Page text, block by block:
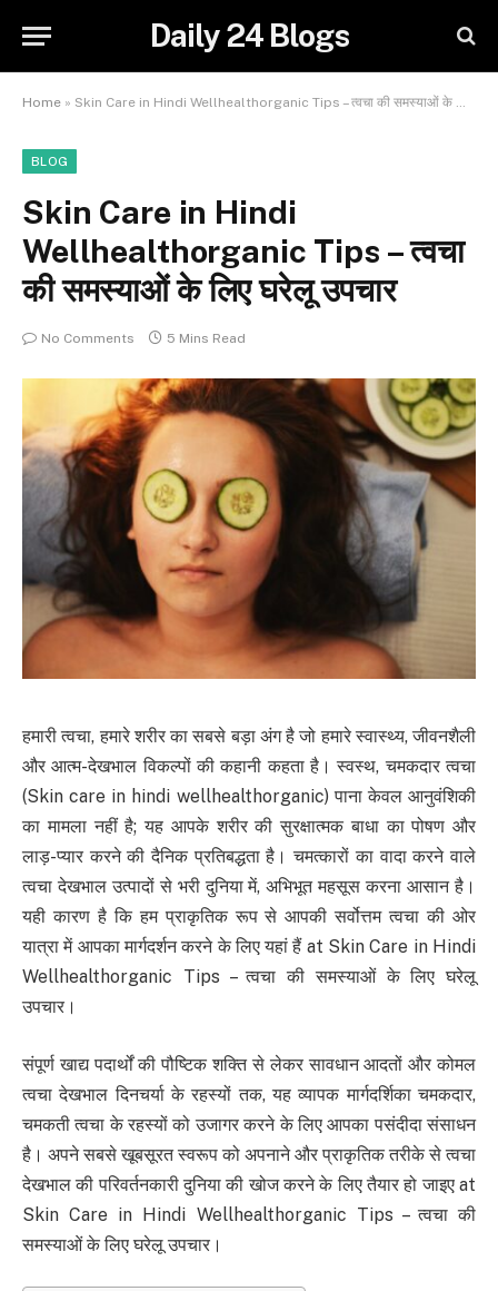
Daily 24 Blogs
Home » Skin Care in Hindi Wellhealthorganic Tips – त्वचा की समस्याओं के लिए घरेलू उपचार
BLOG
Skin Care in Hindi
Wellhealthorganic Tips – त्वचा
की समस्याओं के लिए घरेलू उपचार
No Comments 5 Mins Read
हमारी त्वचा, हमारे शरीर का सबसे बड़ा अंग है जो हमारे स्वास्थ्य, जीवनशैली
और आत्म-देखभाल विकल्पों की कहानी कहता है। स्वस्थ, चमकदार त्वचा
(Skin care in hindi wellhealthorganic) पाना केवल आनुवंशिकी
का मामला नहीं है; यह आपके शरीर की सुरक्षात्मक बाधा का पोषण और
लाड़-प्यार करने की दैनिक प्रतिबद्धता है। चमत्कारों का वादा करने वाले
त्वचा देखभाल उत्पादों से भरी दुनिया में, अभिभूत महसूस करना आसान है।
यही कारण है कि हम प्राकृतिक रूप से आपकी सर्वोत्तम त्वचा की ओर
यात्रा में आपका मार्गदर्शन करने के लिए यहां हैं at Skin Care in Hindi
Wellhealthorganic Tips – त्वचा की समस्याओं के लिए घरेलू
उपचार।
संपूर्ण खाद्य पदार्थों की पौष्टिक शक्ति से लेकर सावधान आदतों और कोमल
त्वचा देखभाल दिनचर्या के रहस्यों तक, यह व्यापक मार्गदर्शिका चमकदार,
चमकती त्वचा के रहस्यों को उजागर करने के लिए आपका पसंदीदा संसाधन
है। अपने सबसे खूबसूरत स्वरूप को अपनाने और प्राकृतिक तरीके से त्वचा
देखभाल की परिवर्तनकारी दुनिया की खोज करने के लिए तैयार हो जाइए at
Skin Care in Hindi Wellhealthorganic Tips – त्वचा की
समस्याओं के लिए घरेलू उपचार।